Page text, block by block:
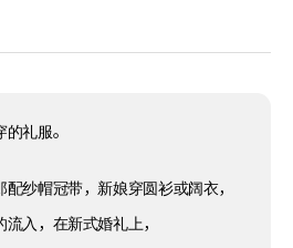
礼服。
纱帽冠带，新娘穿圆衫或阔衣，
入，在新式婚礼上，